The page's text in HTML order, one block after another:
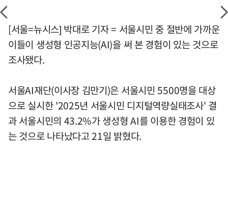
[서울=뉴시스] 박대로 기자 = 서울시민 중 절반에 가까운
이들이 생성형 인공지능(AI)을 써 본 경험이 있는 것으로
조사됐다.
서울AI재단(이사장 김만기)은 서울시민 5500명을 대상
으로 실시한 '2025년 서울시민 디지털역량실태조사' 결
과 서울시민의 43.2%가 생성형 AI를 이용한 경험이 있
는 것으로 나타났다고 21일 밝혔다.